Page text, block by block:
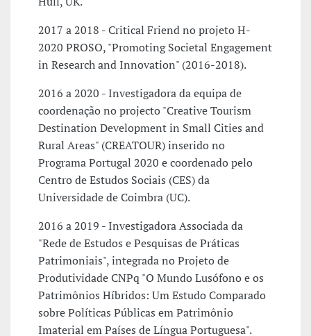
2017 a 2018 - Critical Friend no projeto H-
2020 PROSO, "Promoting Societal Engagement
in Research and Innovation" (2016-2018).
2016 a 2020 - Investigadora da equipa de
coordenação no projecto "Creative Tourism
Destination Development in Small Cities and
Rural Areas" (CREATOUR) inserido no
Programa Portugal 2020 e coordenado pelo
Centro de Estudos Sociais (CES) da
Universidade de Coimbra (UC).
2016 a 2019 - Investigadora Associada da
"Rede de Estudos e Pesquisas de Práticas
Patrimoniais", integrada no Projeto de
Produtividade CNPq "O Mundo Lusófono e os
Patrimônios Híbridos: Um Estudo Comparado
sobre Políticas Públicas em Patrimônio
Imaterial em Países de Língua Portuguesa".